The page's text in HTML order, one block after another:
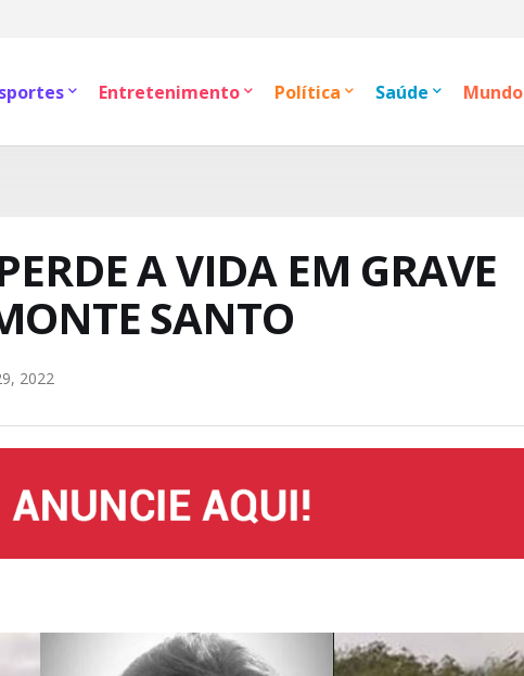
Entretenimento Política Saúde Mundo
A VIDA EM GRAVE
SANTO
2022